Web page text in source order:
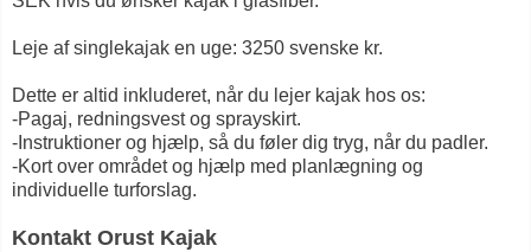
Leje af singlekajak en uge: 3250 svenske kr.
Dette er altid inkluderet, når du lejer kajak hos os:
-Pagaj, redningsvest og sprayskirt.
-Instruktioner og hjælp, så du føler dig tryg, når du padler.
-Kort over området og hjælp med planlægning og
individuelle turforslag.
Kontakt Orust Kajak